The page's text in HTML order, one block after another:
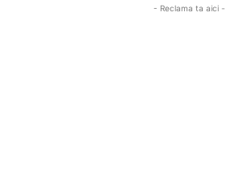
- Reclama ta aici -